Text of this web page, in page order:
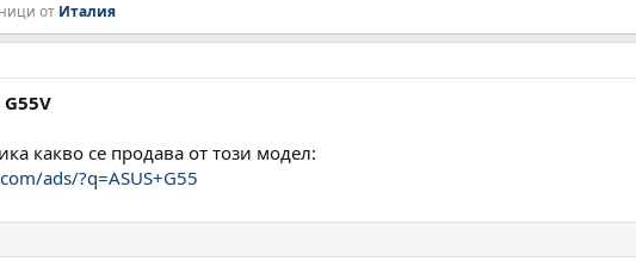
от Италия
какво се продава от този модел:
ads/?q=ASUS+G55